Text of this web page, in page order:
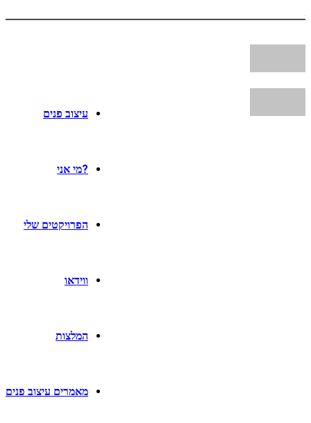
עיצוב פנים
?מי אני
הפרויקטים שלי
ווידאו
המלצות
מאמרים עיצוב פנים